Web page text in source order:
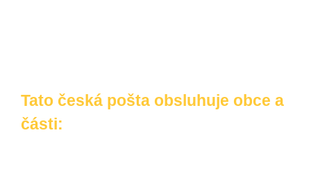
Tato česká pošta obsluhuje obce a
části: